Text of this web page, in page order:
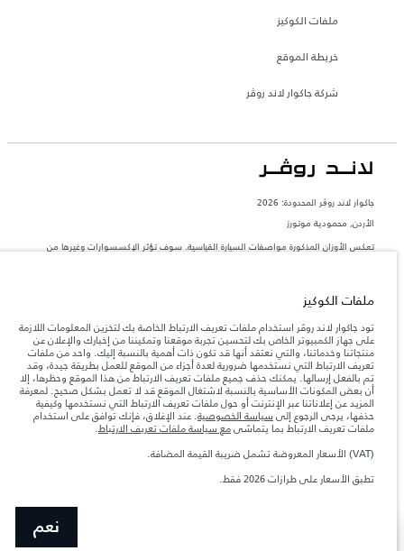
ملفات الكوكيز
خريطة الموقع
شركة جاكوار لاند روڤر
جاكوار لاند روڨر المحدودة: 2026
الأردن, محمودية موتورز
تعكس الأوزان المذكورة مواصفات السيارة القياسية. سوف تؤثر الإكسسوارات وغيرها من
المعلومات والمواصفات والأسعار والألوان المذكورة على هذا الموقع قد تختلف من بلد إلى
آخر، كما أنّها قد تتغير بدون إشعار مسبق. الرجاء التواصل مع وكيلنا المحلي للتأكد من توفّرها
والتحقق من الأسعار.
ملاحظة مهمة حول الصور والمواصفات.إن النقص العالمي في أشباه الموصلات يؤثر حاليًا
في مواصفات تصميم السيارات وتوفر الخيارات وتوقيتات التصاميم. هذا ظرف ديناميكي
للغاية، ونتيجة لذلك، قد لا تمثّل الصور المستخدَمة ضمن موقع الويب حاليًا المواصفات الحالية
بالكامل بالنسبة إلى الميزات والخيارات والحلية ومجموعات الألوان. يرجى استشارة وكيلك الذي
سيتمكّن من تأكيد أي تقييدات حالية معك للسماح لك باتخاذ قرار مدروس
الأرقام المقدمة هي نتيجة لاختبارات المصنع الرسمية وفقاً لتشريعات الاتحاد الأوروبي. قد
يتباين استهلك الوقود الفعلي للمركبة عن ذلك المتحقق في تلك الاختبارات كما أن هذه
الأرقام بغرض المقارنة فحسب.
ملفات الكوكيز
تود جاكوار لاند روڤر استخدام ملفات تعريف الارتباط الخاصة بك لتخزين المعلومات اللازمة
على جهاز الكمبيوتر الخاص بك لتحسين تجربة موقعنا وتمكيننا من إخبارك والإعلان عن
منتجاتنا وخدماتنا، والتي نعتقد أنها قد تكون ذات أهمية بالنسبة إليك. واحد من ملفات
تعريف الارتباط التي نستخدمها ضرورية لعدة أجزاء من الموقع للعمل بطريقة جيدة، وقد
تم بالفعل إرسالها. يمكنك حذف جميع ملفات تعريف الارتباط من هذا الموقع وحظرها، إلا
أن بعض المكونات الأساسية بالنسبة لاشتغال الموقع قد لا تعمل بشكل صحيح. لمعرفة
المزيد عن إعلاناتنا عبر الإنترنت أو حول ملفات تعريف الارتباط التي نستخدمها وكيفية
حذفها، يرجى الرجوع إلى سياسة الخصوصية. عند الإغلاق، فإنك توافق على استخدام
ملفات تعريف الارتباط بما يتماشىمع سياسة ملفات تعريف الارتباط.
(VAT) الأسعار المعروضة تشمل ضريبة القيمة المضافة.
تطبق الأسعار على طرازات 2026 فقط.
نعم